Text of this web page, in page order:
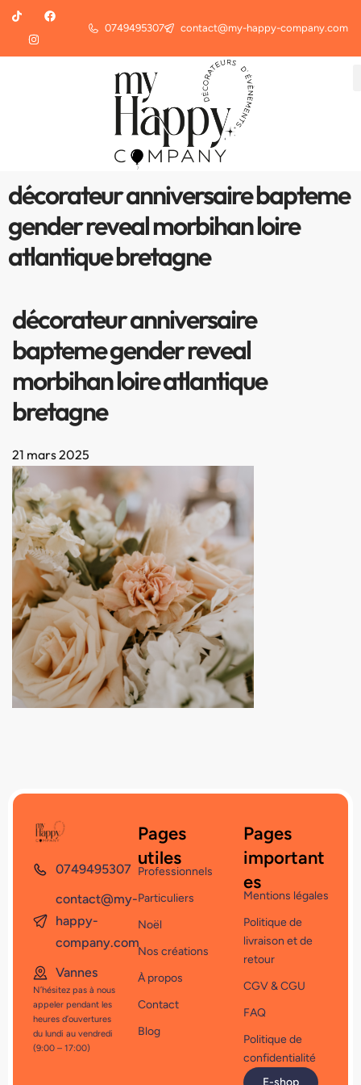
0749495307 contact@my-happy-company.com
décorateur anniversaire bapteme
gender reveal morbihan loire
atlantique bretagne
décorateur anniversaire
bapteme gender reveal
morbihan loire atlantique
bretagne
21 mars 2025
0749495307
contact@my-
happy-
company.com
Vannes
N’hésitez pas à nous
appeler pendant les
heures d’ouvertures
du lundi au vendredi
(9:00 – 17:00)
Pages
utiles
Professionnels
Particuliers
Noël
Nos créations
À propos
Contact
Blog
Pages
important
es
Mentions légales
Politique de
livraison et de
retour
CGV & CGU
FAQ
Politique de
confidentialité
E-shop